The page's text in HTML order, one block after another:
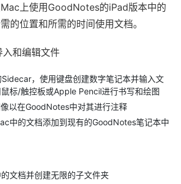
上使用GoodNotes的iPad版本中的
的位置和所需的时间使用文档。
和编辑文件
，使用键盘创建数字笔记本并输入文
标/触控板或Apple Pencil进行书写和绘图
以在GoodNotes中对其进行注释
中的文档添加到现有的GoodNotes笔记本中
文档并创建无限的子文件夹